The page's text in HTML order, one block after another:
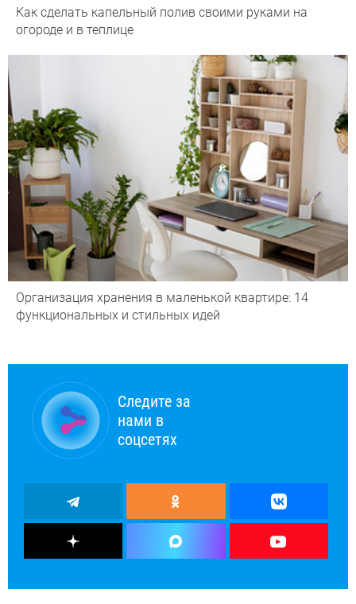
Как сделать капельный полив своими руками на
огороде и в теплице
Организация хранения в маленькой квартире: 14
функциональных и стильных идей
Следите за
нами в
соцсетях